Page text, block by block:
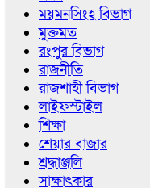
ময়মনসিংহ বিভাগ
মুক্তমত
রংপুর বিভাগ
রাজনীতি
রাজশাহী বিভাগ
লাইফস্টাইল
শিক্ষা
শেয়ার বাজার
শ্রদ্ধাঞ্জলি
সাক্ষাৎকার